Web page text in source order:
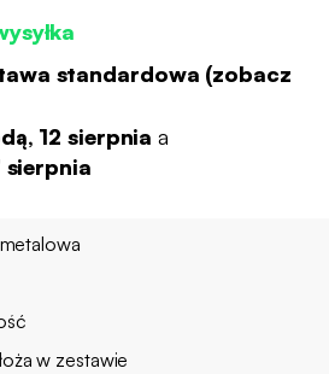
standardowa (zobacz
12 sierpnia a
sierpnia
w zestawie